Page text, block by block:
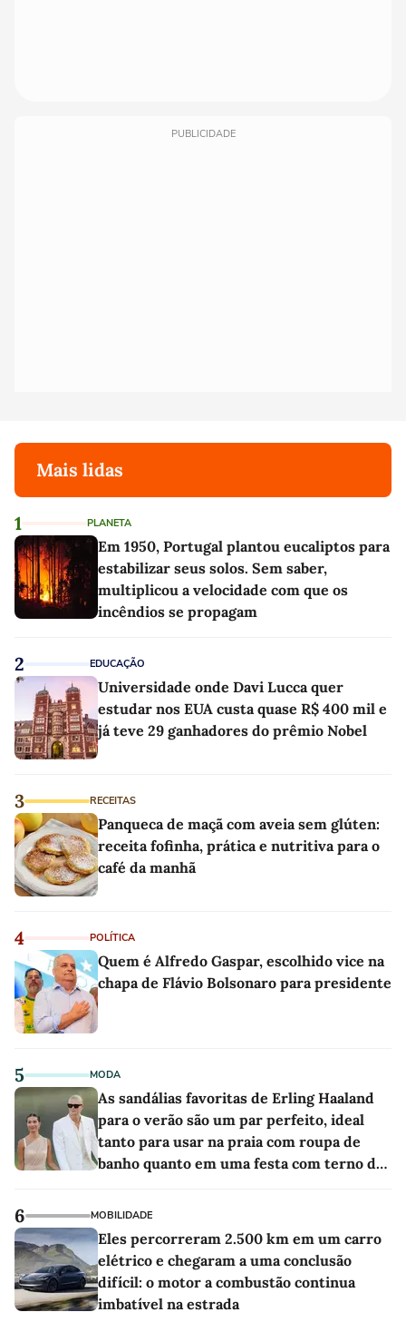
PUBLICIDADE
Mais lidas
1 PLANETA
Em 1950, Portugal plantou eucaliptos para
estabilizar seus solos. Sem saber,
multiplicou a velocidade com que os
incêndios se propagam
2 EDUCAÇÃO
Universidade onde Davi Lucca quer
estudar nos EUA custa quase R$ 400 mil e
já teve 29 ganhadores do prêmio Nobel
3 RECEITAS
Panqueca de maçã com aveia sem glúten:
receita fofinha, prática e nutritiva para o
café da manhã
4 POLÍTICA
Quem é Alfredo Gaspar, escolhido vice na
chapa de Flávio Bolsonaro para presidente
5 MODA
As sandálias favoritas de Erling Haaland
para o verão são um par perfeito, ideal
tanto para usar na praia com roupa de
banho quanto em uma festa com terno de
6 MOBILIDADE
Eles percorreram 2.500 km em um carro
elétrico e chegaram a uma conclusão
difícil: o motor a combustão continua
imbatível na estrada